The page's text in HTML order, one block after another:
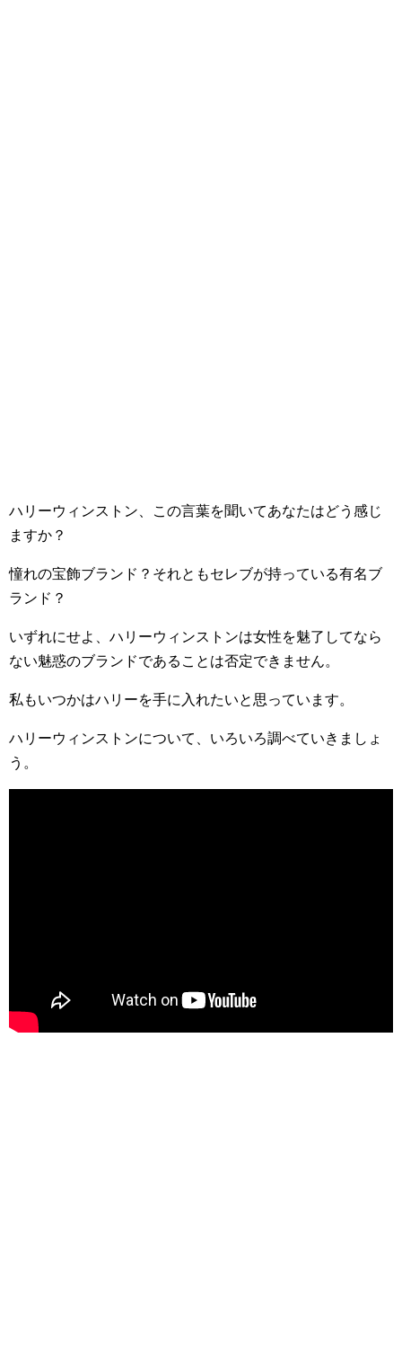
ハリーウィンストン、この言葉を聞いてあなたはどう感じ
ますか？
憧れの宝飾ブランド？それともセレブが持っている有名ブ
ランド？
いずれにせよ、ハリーウィンストンは女性を魅了してなら
ない魅惑のブランドであることは否定できません。
私もいつかはハリーを手に入れたいと思っています。
ハリーウィンストンについて、いろいろ調べていきましょ
う。